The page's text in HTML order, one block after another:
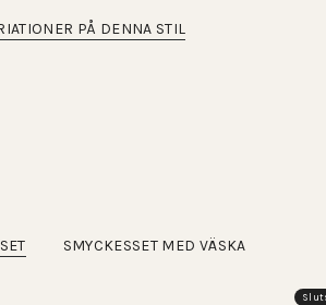
PÅ DENNA STIL
SMYCKESSET MED VÄSKA